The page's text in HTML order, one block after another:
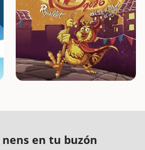
nens en tu buzón